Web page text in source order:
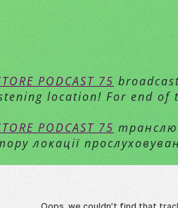
PODCAST 75
location! For end of
PODCAST 75
локації